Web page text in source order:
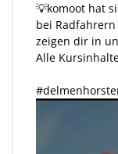
💡komoot hat
bei
zeigen dir in
Alle